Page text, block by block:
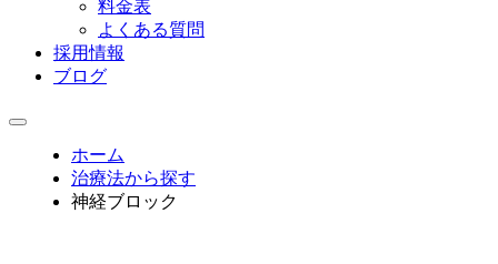
料金表
よくある質問
採用情報
ブログ
ホーム
治療法から探す
神経ブロック